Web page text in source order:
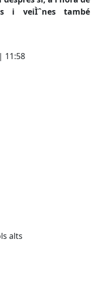
i veiÌˆnes també
11:58